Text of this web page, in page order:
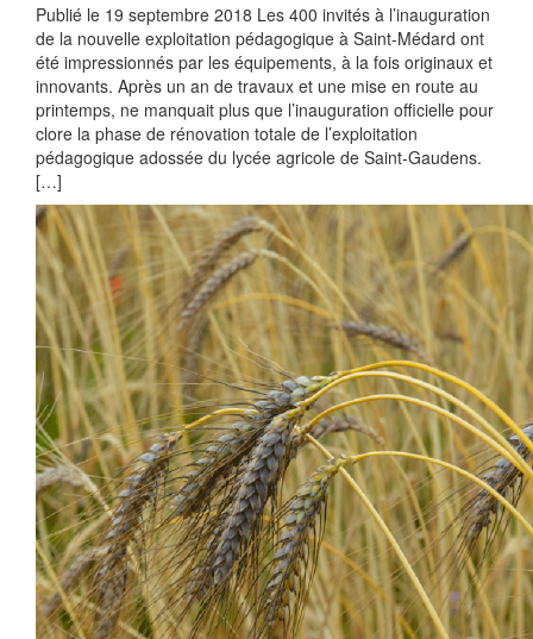
Publié le 19 septembre 2018 Les 400 invités à l’inauguration
de la nouvelle exploitation pédagogique à Saint-Médard ont
été impressionnés par les équipements, à la fois originaux et
innovants. Après un an de travaux et une mise en route au
printemps, ne manquait plus que l’inauguration officielle pour
clore la phase de rénovation totale de l’exploitation
pédagogique adossée du lycée agricole de Saint-Gaudens.
[…]